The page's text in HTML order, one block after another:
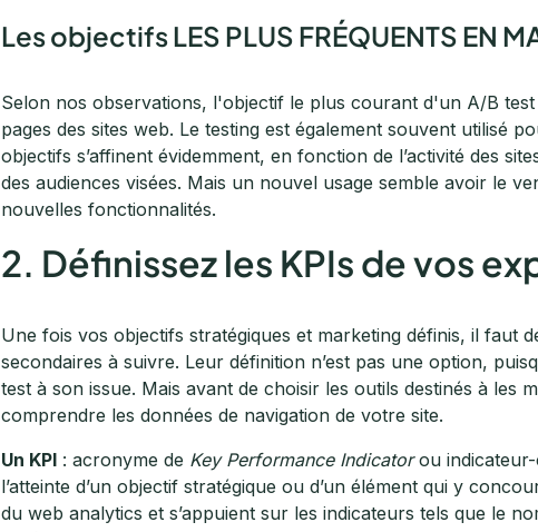
Les objectifs LES PLUS FRÉQUENTS EN
Selon nos observations, l'objectif le plus courant d'un A/B test
pages des sites web. Le testing est également souvent utilisé
objectifs s’affinent évidemment, en fonction de l’activité des
des audiences visées. Mais un nouvel usage semble avoir le
nouvelles fonctionnalités.
2. Définissez les KPIs de vos
Une fois vos objectifs stratégiques et marketing définis, il faut
secondaires à suivre. Leur définition n’est pas une option,
test à son issue. Mais avant de choisir les outils destinés à les
comprendre les données de navigation de votre site.
Un KPI: acronyme de Key Performance Indicatorou indicateur-
l’atteinte d’un objectif stratégique ou d’un élément qui y
du web analytics et s’appuient sur les indicateurs tels que le